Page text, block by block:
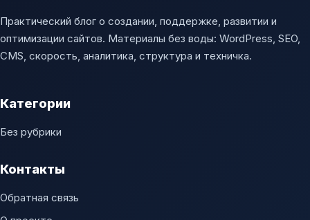
Практический блог о создании, поддержке, развитии и
оптимизации сайтов. Материалы без воды: WordPress, SEO,
CMS, скорость, аналитика, структура и техничка.
Категории
Без рубрики
Контакты
Обратная связь